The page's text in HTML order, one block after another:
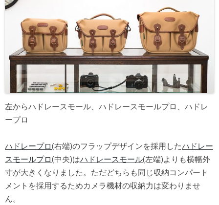
左からハドレースモール、ハドレースモールプロ、ハドレ
ープロ
ハドレープロ(右端)のフラップデザインを採用したハドレー
スモールプロ(中央)はハドレースモール(左端)よりも横幅外
寸が大きくなりました。ただどちらも同じ収納コンパート
メントを採用するためカメラ機材の収納力は変わりませ
ん。